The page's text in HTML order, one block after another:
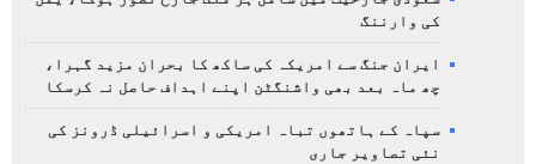
کی وارننگ
ایران جنگ سے امریکہ کی ساکھ کا بحران مزید گہرا،
چھ ماہ بعد بھی واشنگٹن اپنے اہداف حاصل نہ کرسکا
سپاہ کے ہاتھوں تباہ امریکی و اسرائیلی ڈرونز کی
نئی تصاویر جاری